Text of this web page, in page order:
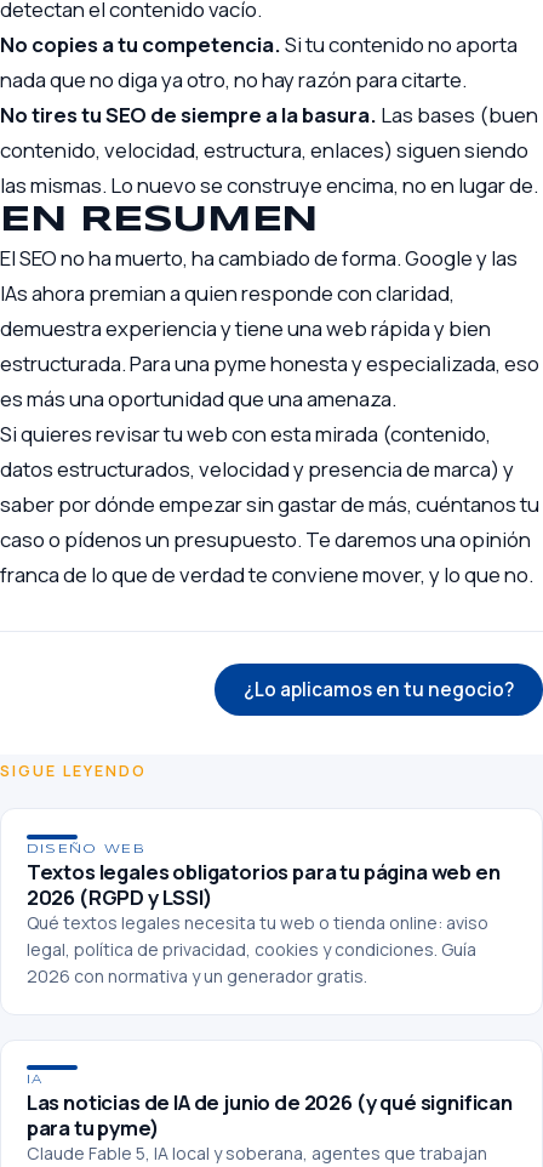
detectan el contenido vacío.
No copies a tu competencia.Si tu contenido no aporta
nada que no diga ya otro, no hay razón para citarte.
No tires tu SEO de siempre a la basura. Las bases (buen
contenido, velocidad, estructura, enlaces) siguen siendo
las mismas. Lo nuevo se construye encima, no en lugar de.
EN RESUMEN
El SEO no ha muerto, ha cambiado de forma. Google y las
IAs ahora premian a quien responde con claridad,
demuestra experiencia y tiene una web rápida y bien
estructurada. Para una pyme honesta y especializada, eso
es más una oportunidad que una amenaza.
Si quieres revisar tu web con esta mirada (contenido,
datos estructurados, velocidad y presencia de marca) y
saber por dónde empezar sin gastar de más, cuéntanos tu
casoo pídenos un presupuesto. Te daremos una opinión
franca de lo que de verdad te conviene mover, y lo que no.
¿Lo aplicamos en tu negocio?
SIGUE LEYENDO
DISEÑO WEB
Textos legales obligatorios para tu página web en
2026 (RGPD y LSSI)
Qué textos legales necesita tu web o tienda online: aviso
legal, política de privacidad, cookies y condiciones. Guía
2026 con normativa y un generador gratis.
IA
Las noticias de IA de junio de 2026 (y qué significan
para tu pyme)
Claude Fable 5, IA local y soberana, agentes que trabajan